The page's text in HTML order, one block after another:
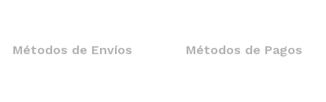
Métodos de Envíos Métodos de Pagos